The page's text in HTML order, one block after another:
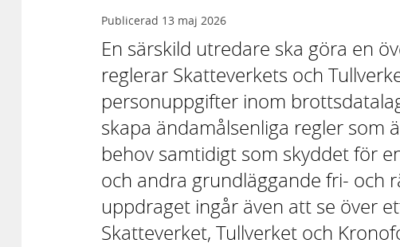
Publicerad 13 maj 2026
En särskild utredare ska göra en
reglerar Skatteverkets och
personuppgifter inom
skapa ändamålsenliga regler som
behov samtidigt som skyddet för
och andra grundläggande fri- och
uppdraget ingår även att se över
Skatteverket, Tullverket och